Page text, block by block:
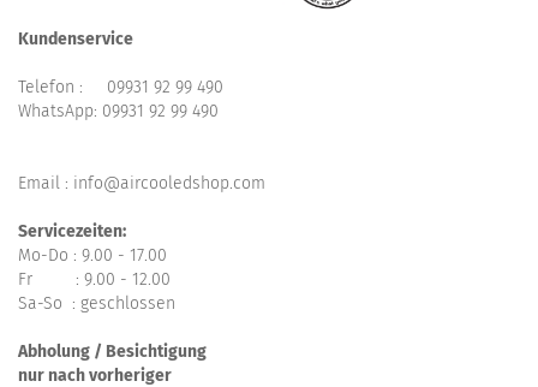
Kundenservice
Telefon : 09931 92 99 490
WhatsApp: 09931 92 99 490
Email : info@aircooledshop.com
Servicezeiten:
Mo-Do : 9.00 - 17.00
Fr : 9.00 - 12.00
Sa-So : geschlossen
Abholung / Besichtigung
nur nach vorheriger